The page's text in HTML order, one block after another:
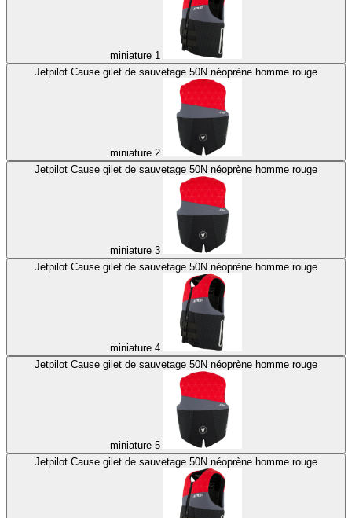
miniature 1
Jetpilot Cause gilet de sauvetage 50N néoprène homme rouge
miniature 2
Jetpilot Cause gilet de sauvetage 50N néoprène homme rouge
miniature 3
Jetpilot Cause gilet de sauvetage 50N néoprène homme rouge
miniature 4
Jetpilot Cause gilet de sauvetage 50N néoprène homme rouge
miniature 5
Jetpilot Cause gilet de sauvetage 50N néoprène homme rouge